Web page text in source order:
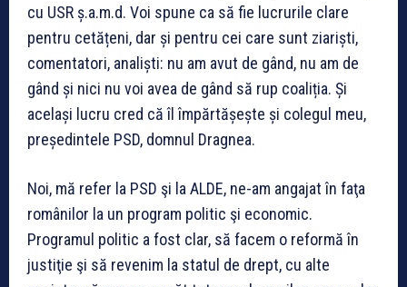
cu USR ș.a.m.d. Voi spune ca să fie lucrurile clare
pentru cetățeni, dar și pentru cei care sunt ziariști,
comentatori, analiști: nu am avut de gând, nu am de
gând și nici nu voi avea de gând să rup coaliția. Și
același lucru cred că îl împărtășește și colegul meu,
președintele PSD, domnul Dragnea.
Noi, mă refer la PSD şi la ALDE, ne-am angajat în faţa
românilor la un program politic şi economic.
Programul politic a fost clar, să facem o reformă în
justiţie şi să revenim la statul de drept, cu alte